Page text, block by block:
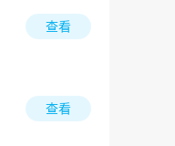
查看
查看